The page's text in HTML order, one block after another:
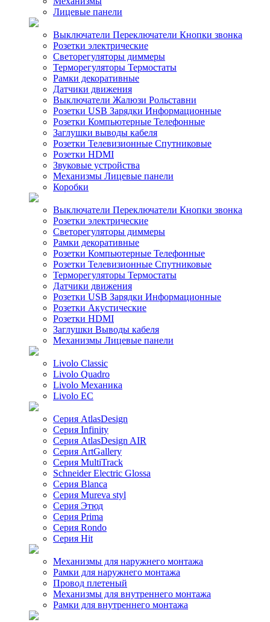
Лицевые панели
Выключатели Переключатели Кнопки звонка
Розетки электрические
Светорегуляторы диммеры
Терморегуляторы Термостаты
Рамки декоративные
Датчики движения
Выключатели Жалюзи Рольставни
Розетки USB Зарядки Информационные
Розетки Компьютерные Телефонные
Заглушки выводы кабеля
Розетки Телевизионные Спутниковые
Розетки HDMI
Звуковые устройства
Механизмы Лицевые панели
Коробки
Выключатели Переключатели Кнопки звонка
Розетки электрические
Светорегуляторы диммеры
Рамки декоративные
Розетки Компьютерные Телефонные
Розетки Телевизионные Спутниковые
Терморегуляторы Термостаты
Датчики движения
Розетки USB Зарядки Информационные
Розетки Акустические
Розетки HDMI
Заглушки Выводы кабеля
Механизмы Лицевые панели
Livolo Classic
Livolo Quadro
Livolo Механика
Livolo EC
Серия AtlasDesign
Серия Infinity
Серия AtlasDesign AIR
Серия ArtGallery
Серия MultiTrack
Schneider Electric Glossa
Серия Blanca
Серия Mureva styl
Серия Этюд
Серия Prima
Серия Rondo
Серия Hit
Механизмы для наружнего монтажа
Рамки для наружнего монтажа
Провод плетеный
Механизмы для внутреннего монтажа
Рамки для внутреннего монтажа